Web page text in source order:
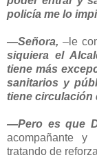
policía me lo
—Señora,–le
siquiera el
tiene más
sanitarios y
tiene circulación
—Pero es que
acompañante y
tratando de